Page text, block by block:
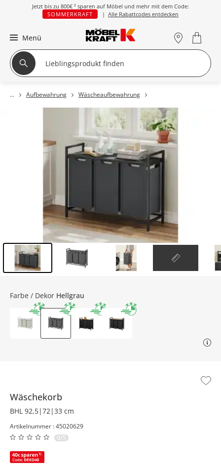
Jetzt bis zu 800€ ² sparen auf Möbel und mehr mit dem Code:
SOMMERKRAFT
| Alle Rabattcodes entdecken
Menü
Aufbewahrung Wäscheaufbewahrung
Wäschekorb
BHL 92,5|72|33 cm
Artikelnummer : 45020629
0/5
Farbe / Dekor Hellgrau